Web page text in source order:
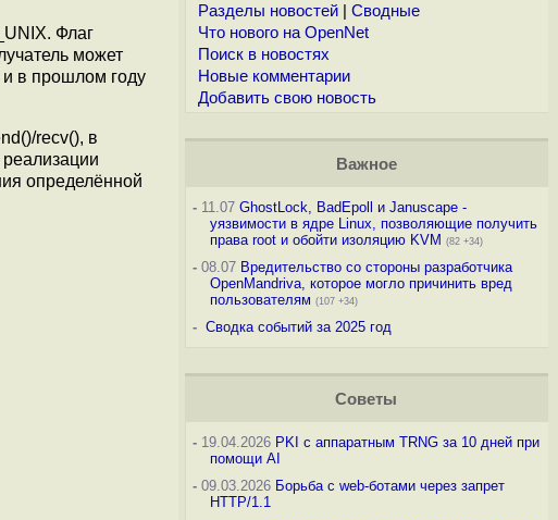
Флаг
может
в прошлом году
recv(), в
определённой
Разделы новостей| Сводные
Что нового на OpenNet
Поиск в новостях
Новые комментарии
Добавить свою новость
Важное
-11.07 GhostLock, BadEpoll и Januscape -
уязвимости в ядре Linux, позволяющие получить
права root и обойти изоляцию KVM (82 +34)
-08.07 Вредительство со стороны разработчика
OpenMandriva, которое могло причинить вред
пользователям (107 +34)
- Сводка событий за 2025 год
Советы
-19.04.2026 PKI с аппаратным TRNG за 10 дней при
помощи AI
-09.03.2026 Борьба с web-ботами через запрет
HTTP/1.1